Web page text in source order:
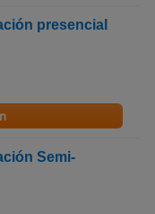
presencial
Semi-